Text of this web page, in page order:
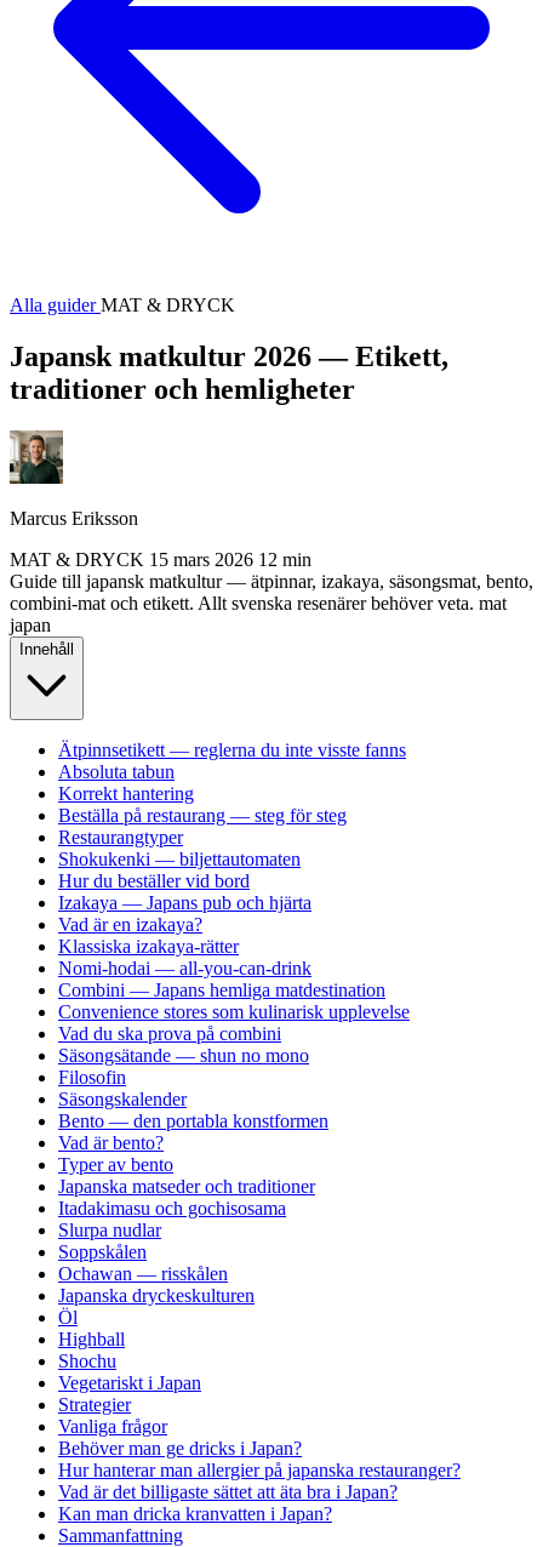
Alla guiderMAT & DRYCK
Japansk matkultur 2026 — Etikett,
traditioner och hemligheter
Marcus Eriksson
MAT & DRYCK 15 mars 2026 12 min
Guide till japansk matkultur — ätpinnar, izakaya, säsongsmat, bento,
combini-mat och etikett. Allt svenska resenärer behöver veta. mat
japan
Innehåll
Ätpinnsetikett — reglerna du inte visste fanns
Absoluta tabun
Korrekt hantering
Beställa på restaurang — steg för steg
Restaurangtyper
Shokukenki — biljettautomaten
Hur du beställer vid bord
Izakaya — Japans pub och hjärta
Vad är en izakaya?
Klassiska izakaya-rätter
Nomi-hodai — all-you-can-drink
Combini — Japans hemliga matdestination
Convenience stores som kulinarisk upplevelse
Vad du ska prova på combini
Säsongsätande — shun no mono
Filosofin
Säsongskalender
Bento — den portabla konstformen
Vad är bento?
Typer av bento
Japanska matseder och traditioner
Itadakimasu och gochisosama
Slurpa nudlar
Soppskålen
Ochawan — risskålen
Japanska dryckeskulturen
Öl
Highball
Shochu
Vegetariskt i Japan
Strategier
Vanliga frågor
Behöver man ge dricks i Japan?
Hur hanterar man allergier på japanska restauranger?
Vad är det billigaste sättet att äta bra i Japan?
Kan man dricka kranvatten i Japan?
Sammanfattning